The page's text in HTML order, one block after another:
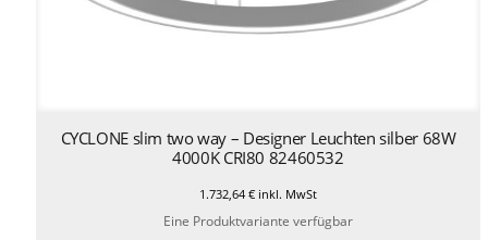
CYCLONE slim two way – Designer Leuchten silber 68W
4000K CRI80 82460532
1.732,64 €inkl. MwSt
Eine Produktvariante verfügbar